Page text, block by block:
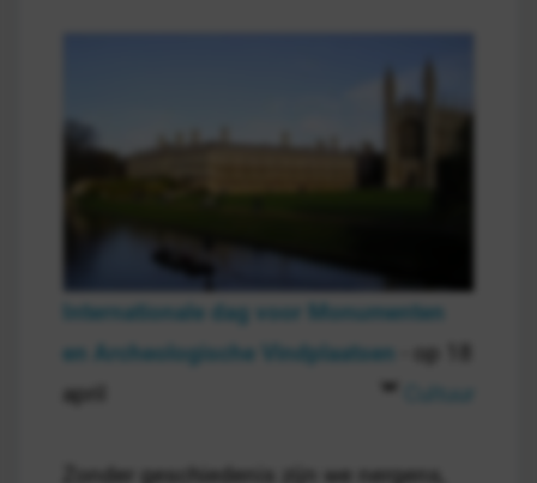
Internationale dag voor Monumenten
en Archeologische Vindplaatsen
- op 18
april
Zonder geschiedenis zijn we nergens,